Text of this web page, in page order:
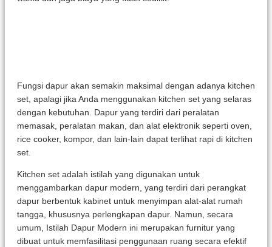
Fungsi dapur akan semakin maksimal dengan adanya kitchen
set, apalagi jika Anda menggunakan kitchen set yang selaras
dengan kebutuhan. Dapur yang terdiri dari peralatan
memasak, peralatan makan, dan alat elektronik seperti oven,
rice cooker, kompor, dan lain-lain dapat terlihat rapi di kitchen
set.
Kitchen set adalah istilah yang digunakan untuk
menggambarkan dapur modern, yang terdiri dari perangkat
dapur berbentuk kabinet untuk menyimpan alat-alat rumah
tangga, khususnya perlengkapan dapur. Namun, secara
umum, Istilah Dapur Modern ini merupakan furnitur yang
dibuat untuk memfasilitasi penggunaan ruang secara efektif